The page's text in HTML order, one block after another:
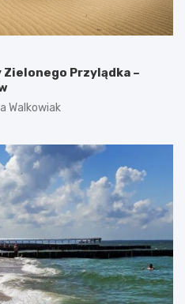
Zielonego Przylądka –
Walkowiak